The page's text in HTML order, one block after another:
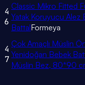
4
6
Classic Mikro Fitted
Yatak Koruyucu Alez
BattalFormeya
4
7
Çok Amaçlı Müslin
Yenidoğan Bebek
Müslin Bez, 80*90